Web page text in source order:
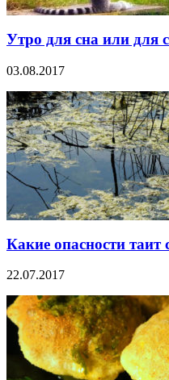
Утро для сна или для
03.08.2017
Какие опасности таит
22.07.2017